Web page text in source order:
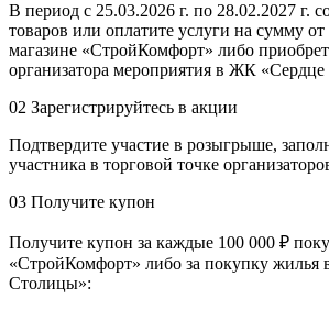
В период с 25.03.2026 г. по 28.02.2027 г.
товаров или оплатите услуги на сумму
магазине «СтройКомфорт» либо
организатора мероприятия в ЖК
02 Зарегистрируйтесь в акции
Подтвердите участие в розыгрыше,
участника в торговой точке
03 Получите купон
Получите купон за каждые 100 000 ₽
«СтройКомфорт» либо за покупку
Столицы»: